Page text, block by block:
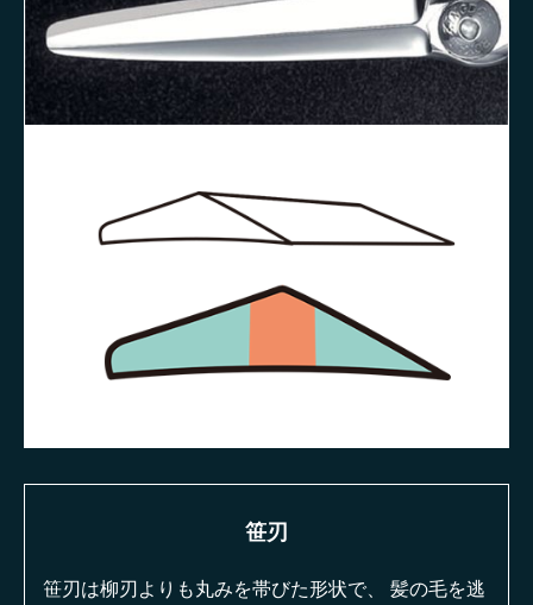
笹刃
笹刃は柳刃よりも丸みを帯びた形状で、 髪の毛を逃